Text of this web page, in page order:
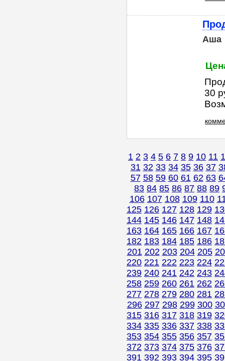
Аша
30
1 2 3 4 5 6 7 8 9 10 11
31 32 33 34 35 36 37
57 58 59 60 61 62 63
83 84 85 86 87 88 89
106 107 108 109 110
125 126 127 128 129
144 145 146 147 148
163 164 165 166 167
182 183 184 185 186
201 202 203 204 205
220 221 222 223 224
239 240 241 242 243
258 259 260 261 262
277 278 279 280 281
296 297 298 299 300
315 316 317 318 319
334 335 336 337 338
353 354 355 356 357
372 373 374 375 376
391 392 393 394 395